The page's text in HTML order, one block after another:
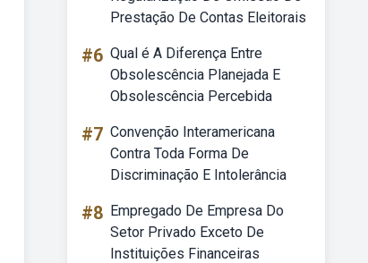
Prestação De Contas Eleitorais
#6 Qual é A Diferença Entre
Obsolescência Planejada E
Obsolescência Percebida
#7 Convenção Interamericana
Contra Toda Forma De
Discriminação E Intolerância
#8 Empregado De Empresa Do
Setor Privado Exceto De
Instituições Financeiras